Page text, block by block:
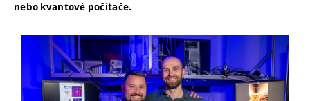
nebo kvantové počítače.